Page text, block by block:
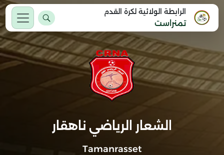
الرابطة الولائية لكرة القدم
تمنراست
الشعار الرياضي ناهقار
Tamanrasset